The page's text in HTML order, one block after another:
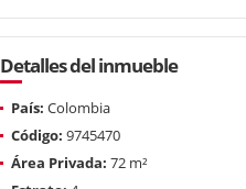
Detalles del inmueble
País: Colombia
Código: 9745470
Área Privada: 72 m²